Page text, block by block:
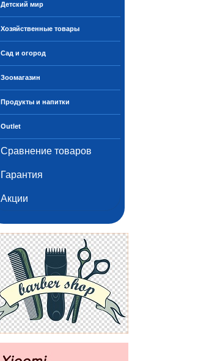
Детский мир
Хозяйственные товары
Сад и огород
Зоомагазин
Продукты и напитки
Outlet
Сравнение товаров
Гарантия
Акции